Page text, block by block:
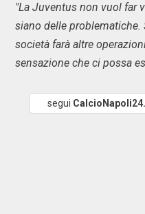
"La Juventus non vuol far
siano delle problematiche.
società farà altre
sensazione che ci possa
segui